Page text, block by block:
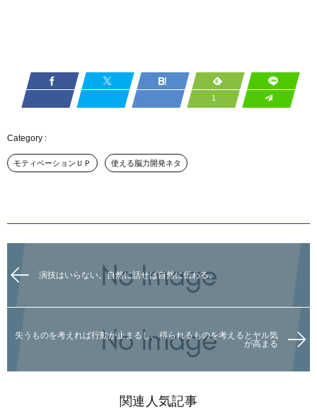
1
モティベーションＵＰ 使える脳力開発ネタ
演技はいらない。自然に話せば自然に伝わる。
失うものを考えれば行動が止まるし、得られるものを考えるとヤル気
が高まる
関連人気記事